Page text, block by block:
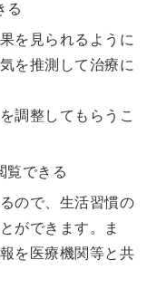
る
を見られるように
を推測して治療に
調整してもらうこ
覧できる
ので、生活習慣の
ができます。ま
を医療機関等と共